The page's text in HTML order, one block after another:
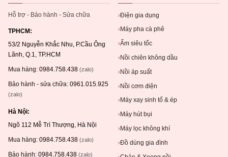
Hỗ trợ - Bảo hành - Sửa chữa
TPHCM:
53/2 Nguyễn Khắc Nhu, P.Cầu Ông
Lãnh, Q.1, TP.HCM
Mua hàng: 0984.758.438 (zalo)
Bảo hành - sửa chữa: 0961.015.925
(zalo)
Hà Nội:
Ngõ 112 Mễ Trì Thượng, Hà Nội
Mua hàng: 0984.758.438 (zalo)
Bảo hành: 0984.758.438 (zalo)
›Điện gia dụng
› Máy pha cà phê
›Ấm siêu tốc
› Nồi chiên không dầu
›Nồi áp suất
›Nồi cơm điện
› Máy xay sinh tố & ép
› Máy hút bụi
› Máy lọc không khí
›Đồ dùng gia đình